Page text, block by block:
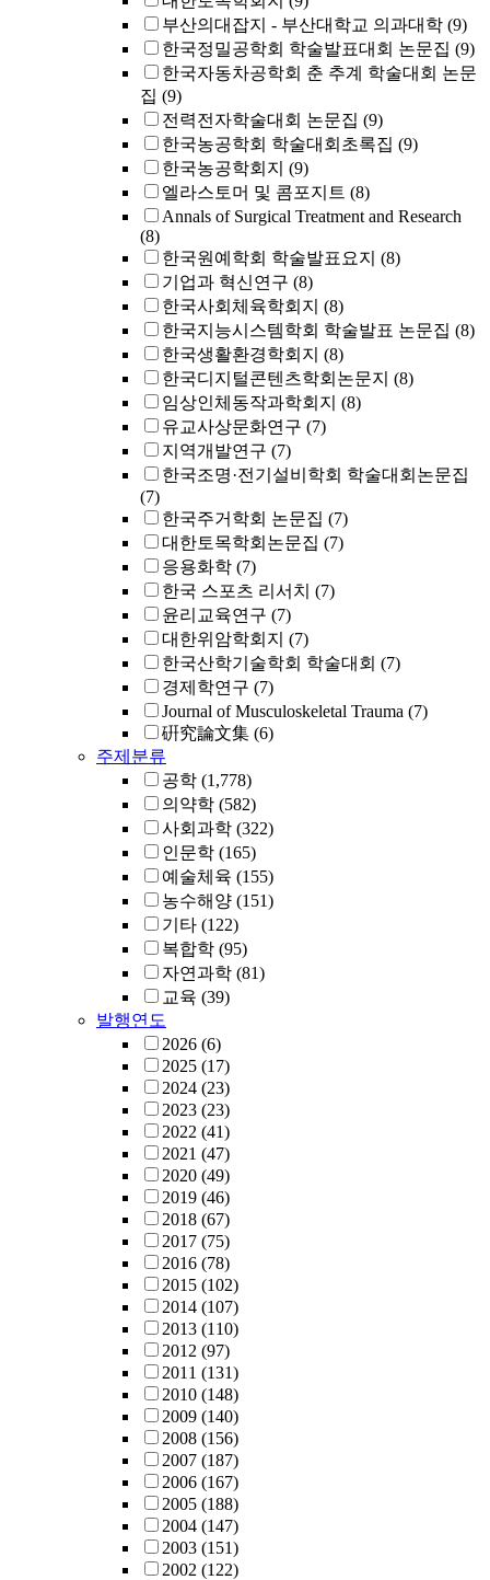
부산의대잡지 - 부산대학교 의과대학 (9)
한국정밀공학회 학술발표대회 논문집 (9)
한국자동차공학회 춘 추계 학술대회 논문
집 (9)
전력전자학술대회 논문집 (9)
한국농공학회 학술대회초록집 (9)
한국농공학회지 (9)
엘라스토머 및 콤포지트 (8)
Annals of Surgical Treatment and Research
(8)
한국원예학회 학술발표요지 (8)
기업과 혁신연구 (8)
한국사회체육학회지 (8)
한국지능시스템학회 학술발표 논문집 (8)
한국생활환경학회지 (8)
한국디지털콘텐츠학회논문지 (8)
임상인체동작과학회지 (8)
유교사상문화연구 (7)
지역개발연구 (7)
한국조명·전기설비학회 학술대회논문집
(7)
한국주거학회 논문집 (7)
대한토목학회논문집 (7)
응용화학 (7)
한국 스포츠 리서치 (7)
윤리교육연구 (7)
대한위암학회지 (7)
한국산학기술학회 학술대회 (7)
경제학연구 (7)
Journal of Musculoskeletal Trauma (7)
硏究論文集 (6)
주제분류
공학 (1,778)
의약학 (582)
사회과학 (322)
인문학 (165)
예술체육 (155)
농수해양 (151)
기타 (122)
복합학 (95)
자연과학 (81)
교육 (39)
발행연도
2026 (6)
2025 (17)
2024 (23)
2023 (23)
2022 (41)
2021 (47)
2020 (49)
2019 (46)
2018 (67)
2017 (75)
2016 (78)
2015 (102)
2014 (107)
2013 (110)
2012 (97)
2011 (131)
2010 (148)
2009 (140)
2008 (156)
2007 (187)
2006 (167)
2005 (188)
2004 (147)
2003 (151)
2002 (122)